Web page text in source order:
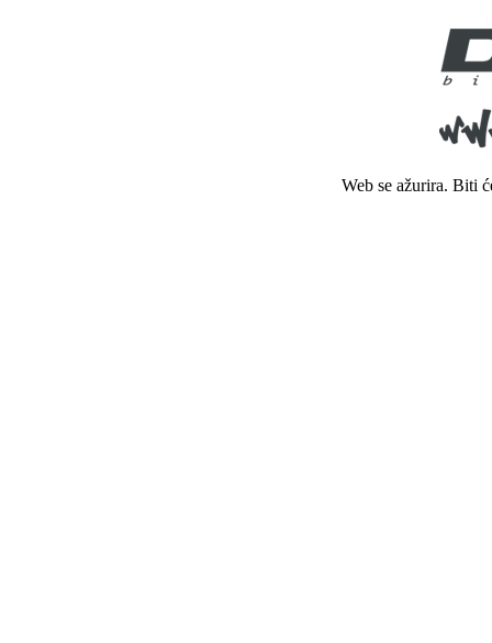
Web se ažurira. Biti